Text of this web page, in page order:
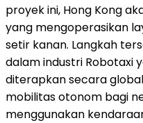
proyek ini, Hong Kong
yang mengoperasikan
setir kanan. Langkah
dalam industri Robotaxi
diterapkan secara
mobilitas otonom bagi
menggunakan